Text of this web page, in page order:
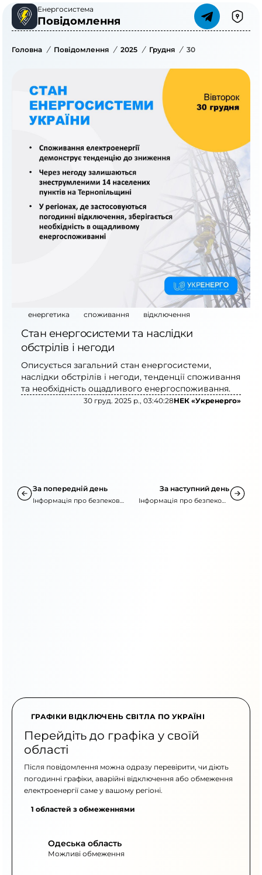
Енергосистема
Повідомлення
Головна / Повідомлення / 2025 / Грудня / 30
енергетика споживання відключення
Стан енергосистеми та наслідки
обстрілів і негоди
Описується загальний стан енергосистеми,
наслідки обстрілів і негоди, тенденції споживання
та необхідність ощадливого енергоспоживання.
30 груд. 2025 р., 03:40:28НЕК «Укренерго»
За попередній день
Інформація про безпекову
За наступний день
Інформація про безпекову
ГРАФІКИ ВІДКЛЮЧЕНЬ СВІТЛА ПО УКРАЇНІ
Перейдіть до графіка у своїй
області
Після повідомлення можна одразу перевірити, чи діють
погодинні графіки, аварійні відключення або обмеження
електроенергії саме у вашому регіоні.
1 областей з обмеженнями
Одеська область
Можливі обмеження